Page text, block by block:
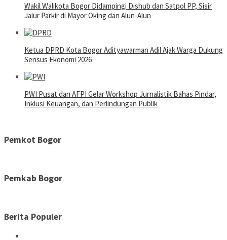
Wakil Walikota Bogor Didampingi Dishub dan Satpol PP, Sisir
Jalur Parkir di Mayor Oking dan Alun-Alun
Ketua DPRD Kota Bogor Adityawarman Adil Ajak Warga Dukung
Sensus Ekonomi 2026
PWI Pusat dan AFPI Gelar Workshop Jurnalistik Bahas Pindar,
Inklusi Keuangan, dan Perlindungan Publik
Pemkot Bogor
Pemkab Bogor
Berita Populer